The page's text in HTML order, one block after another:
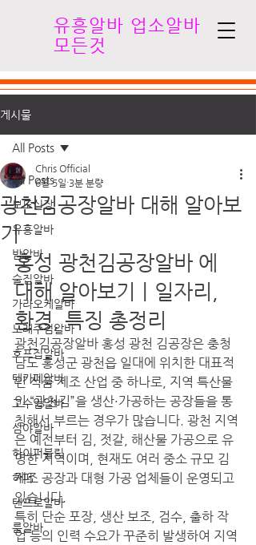
유흥알바 업소알바
모든것
게시물
All Posts
보도실장
유흥알바
밤알바
술집알바
가라오케알바
노래주점알바
호프집알바
텐카페알바
고수입알바
심야알바
하이퍼블릭
하퍼
텐프로알바
룸알바
All Posts
광천김공장알바 대해 알아보
기
Chris Official
6월 5일 3분 분량
홍성 광천김공장알바 에
대해 알아보기｜일자리,
환경, 특징 총정리
광천김공장알바 홍성 광천 김공장은 충청
남도 홍성군 광천읍 일대에 위치한 대표적
인 식품 제조 산업 중 하나로, 지역 특산물
인 “광천김”을 생산·가공하는 공장들을 통
칭해서 부르는 경우가 많습니다. 광천 지역
은 예전부터 김, 젓갈, 해산물 가공으로 유
명한 지역이며, 현재도 여러 중소 규모 김
제조 공장과 대형 가공 업체들이 운영되고
있습니다.
특히 단순 포장, 생산 보조, 검수, 출하 작
업 등의 인력 수요가 꾸준히 발생하여 지역